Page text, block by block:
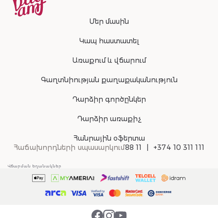
Մեր մասին
Կապ հաստատել
Առաքում և վճարում
Գաղտնիության քաղաքականություն
Դարձիր գործընկեր
Դարձիր առաքիչ
Հանրային օֆերտա
Հաճախորդների սպասարկում88 11 +374 10 311 111
Վճարման եղանակներ